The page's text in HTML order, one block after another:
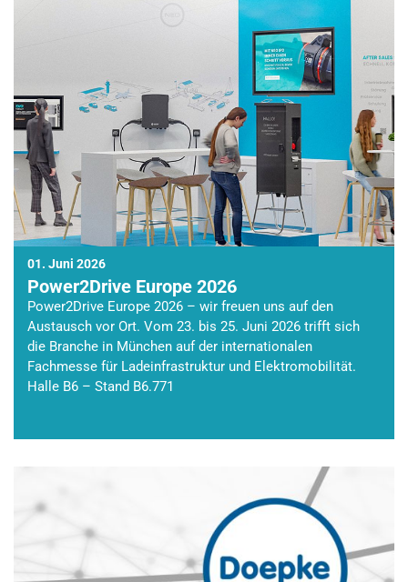
01. Juni 2026
Power2Drive Europe 2026
Power2Drive Europe 2026 – wir freuen uns auf den
Austausch vor Ort. Vom 23. bis 25. Juni 2026 trifft sich
die Branche in München auf der internationalen
Fachmesse für Ladeinfrastruktur und Elektromobilität.
Halle B6 – Stand B6.771